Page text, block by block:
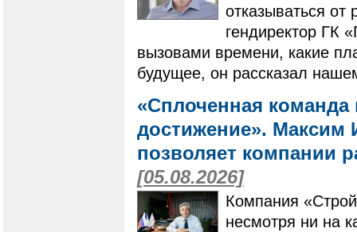
отказываться от
гендиректор ГК
вызовами времени, какие
будущее, он рассказал
«Сплоченная
достижение». Максим
позволяет компании
[05.08.2026]
Компания
несмотря ни на